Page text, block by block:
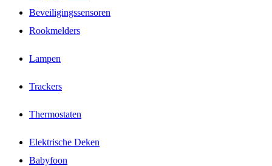
Beveiligingssensoren
Rookmelders
Lampen
Trackers
Thermostaten
Elektrische Deken
Babyfoon